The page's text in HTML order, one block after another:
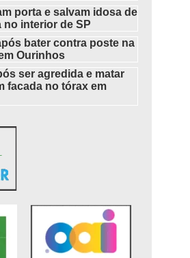
porta e salvam idosa de
no interior de SP
bater contra poste na
Ourinhos
ser agredida e matar
facada no tórax em